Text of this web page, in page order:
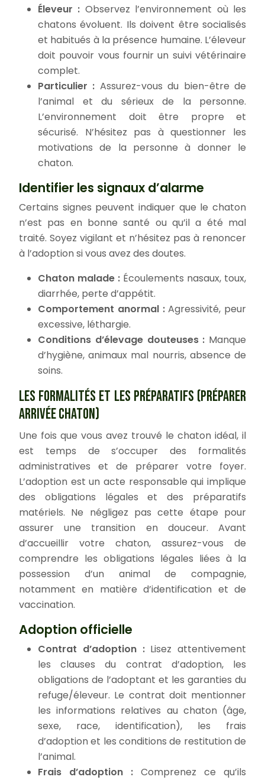
Éleveur : Observez l’environnement où les
chatons évoluent. Ils doivent être socialisés
et habitués à la présence humaine. L’éleveur
doit pouvoir vous fournir un suivi vétérinaire
complet.
Particulier : Assurez-vous du bien-être de
l’animal et du sérieux de la personne.
L’environnement doit être propre et
sécurisé. N’hésitez pas à questionner les
motivations de la personne à donner le
chaton.
Identifier les signaux d’alarme
Certains signes peuvent indiquer que le chaton
n’est pas en bonne santé ou qu’il a été mal
traité. Soyez vigilant et n’hésitez pas à renoncer
à l’adoption si vous avez des doutes.
Chaton malade : Écoulements nasaux, toux,
diarrhée, perte d’appétit.
Comportement anormal :Agressivité, peur
excessive, léthargie.
Conditions d’élevage douteuses : Manque
d’hygiène, animaux mal nourris, absence de
soins.
LES FORMALITÉS ET LES PRÉPARATIFS (PRÉPARER
ARRIVÉE CHATON)
Une fois que vous avez trouvé le chaton idéal, il
est temps de s’occuper des formalités
administratives et de préparer votre foyer.
L’adoption est un acte responsable qui implique
des obligations légales et des préparatifs
matériels. Ne négligez pas cette étape pour
assurer une transition en douceur. Avant
d’accueillir votre chaton, assurez-vous de
comprendre les obligations légales liées à la
possession d’un animal de compagnie,
notamment en matière d’identification et de
vaccination.
Adoption officielle
Contrat d’adoption : Lisez attentivement
les clauses du contrat d’adoption, les
obligations de l’adoptant et les garanties du
refuge/éleveur. Le contrat doit mentionner
les informations relatives au chaton (âge,
sexe, race, identification), les frais
d’adoption et les conditions de restitution de
l’animal.
Frais d’adoption : Comprenez ce qu’ils